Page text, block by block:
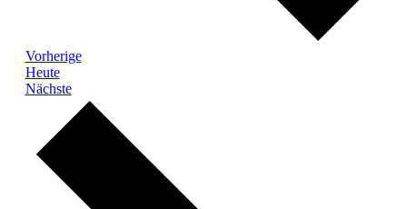
VorherigeVeranstaltungen
Heute
NächsteVeranstaltungen